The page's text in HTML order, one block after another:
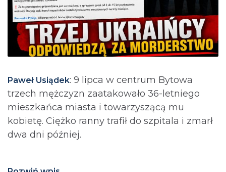
Paweł Usiądek: 9 lipca w centrum Bytowa
trzech mężczyzn zaatakowało 36-letniego
mieszkańca miasta i towarzyszącą mu
kobietę. Ciężko ranny trafił do szpitala i zmarł
dwa dni później.